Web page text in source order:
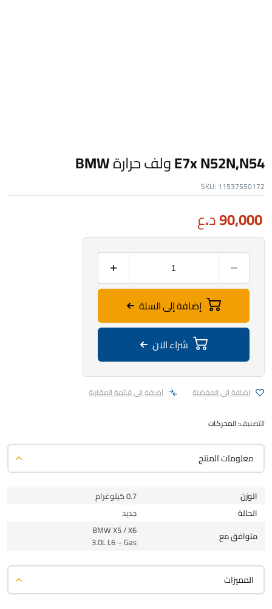
E7x N52N,N54 ولف حرارة BMW
SKU: 11537550172
90,000د.ع
إضافة إلى السلة
شراء الان
اضافة الى المفضلة اضافة الى قائمة المقارنة
التصنيف:المحركات
معلومات المنتج
الوزن
0.7 كيلوغرام
الحالة
جديد
متوافق مع
BMW X5 / X6
3.0L L6 – Gas
المميزات